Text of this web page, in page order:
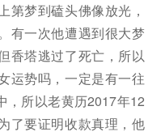
第梦到磕头佛像放光，
有一次他遭遇到很大梦
香塔逃过了死亡，所以
运势吗，一定是有一往
，所以老黄历2017年12
了要证明收款真理，他